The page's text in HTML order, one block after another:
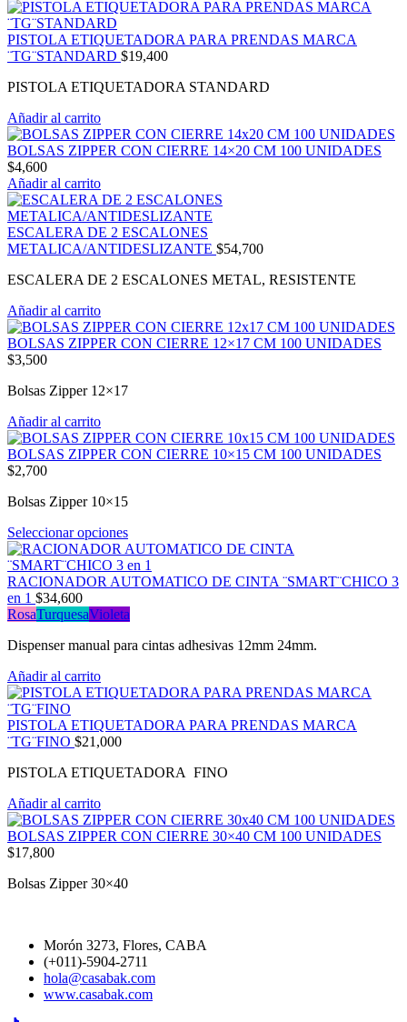
PISTOLA ETIQUETADORA PARA PRENDAS MARCA
¨TG¨STANDARD $19,400
PISTOLA ETIQUETADORA STANDARD
Añadir al carrito
BOLSAS ZIPPER CON CIERRE 14×20 CM 100 UNIDADES
$4,600
Añadir al carrito
ESCALERA DE 2 ESCALONES
METALICA/ANTIDESLIZANTE $54,700
ESCALERA DE 2 ESCALONES METAL, RESISTENTE
Añadir al carrito
BOLSAS ZIPPER CON CIERRE 12×17 CM 100 UNIDADES
$3,500
Bolsas Zipper 12×17
Añadir al carrito
BOLSAS ZIPPER CON CIERRE 10×15 CM 100 UNIDADES
$2,700
Bolsas Zipper 10×15
Seleccionar opciones
RACIONADOR AUTOMATICO DE CINTA ¨SMART¨CHICO 3
en 1 $34,600
RosaTurquesaVioleta
Dispenser manual para cintas adhesivas 12mm 24mm.
Añadir al carrito
PISTOLA ETIQUETADORA PARA PRENDAS MARCA
¨TG¨FINO $21,000
PISTOLA ETIQUETADORA FINO
Añadir al carrito
BOLSAS ZIPPER CON CIERRE 30×40 CM 100 UNIDADES
$17,800
Bolsas Zipper 30×40
Morón 3273, Flores, CABA
(+011)-5904-2711
hola@casabak.com
www.casabak.com